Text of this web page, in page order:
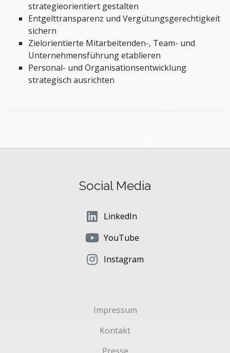
strategieorientiert gestalten
Entgelttransparenz und Vergütungsgerechtigkeit
sichern
Zielorientierte Mitarbeitenden-, Team- und
Unternehmensführung etablieren
Personal- und Organisationsentwicklung
strategisch ausrichten
Social Media
LinkedIn
YouTube
Instagram
Impressum
Kontakt